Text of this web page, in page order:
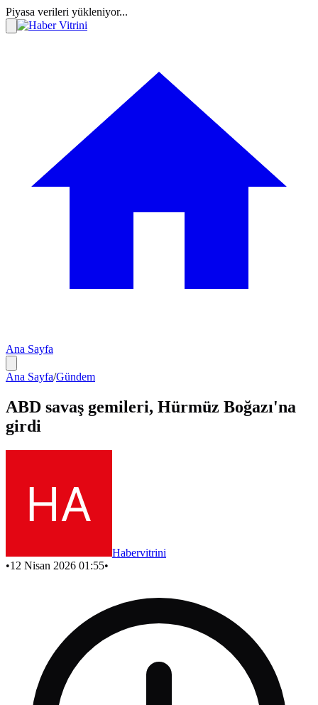
Piyasa verileri yükleniyor...
Ana Sayfa
Ana Sayfa/Gündem
ABD savaş gemileri, Hürmüz Boğazı'na
girdi
Habervitrini
•12 Nisan 2026 01:55•